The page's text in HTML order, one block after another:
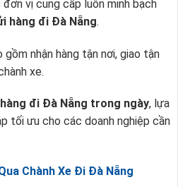
đơn vị cung cấp luôn minh bạch
hàng đi Đà Nẵng.
gồm nhận hàng tận nơi, giao tận
xe.
đi Đà Nẵng trong ngày, lựa
tối ưu cho các doanh nghiệp cần
Chành Xe Đi Đà Nẵng